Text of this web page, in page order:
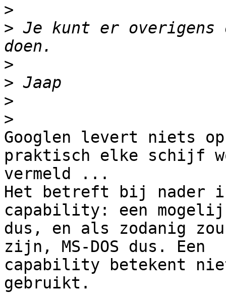
>
> Je kunt er overigens
>
>
>
>
Googlen levert niets
praktisch elke schijf
vermeld ...
Het betreft bij nader
capability: een
dus, en als zodanig
zijn, MS-DOS dus. Een
capability betekent
gebruikt.